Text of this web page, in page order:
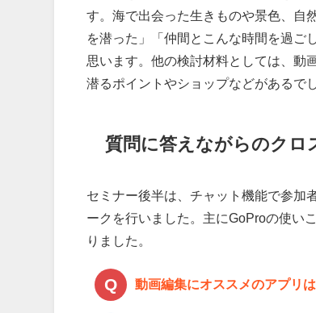
す。海で出会った生きものや景色、自
を潜った」「仲間とこんな時間を過ご
思います。他の検討材料としては、動
潜るポイントやショップなどがあるで
質問に答えながらのクロ
セミナー後半は、チャット機能で参加
ークを行いました。主にGoProの使い
りました。
動画編集にオススメのアプリ